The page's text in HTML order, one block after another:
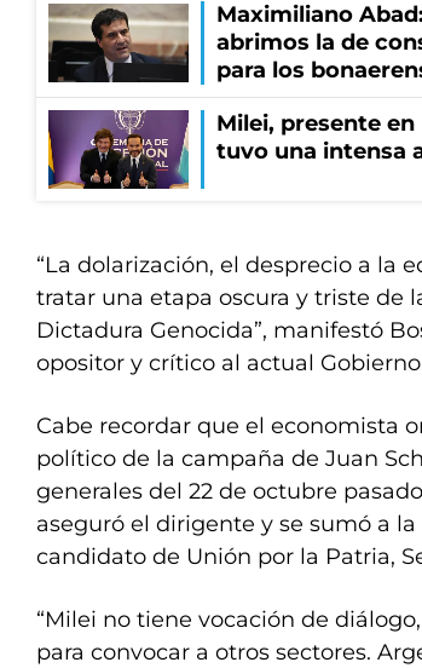
Maximiliano
abrimos la de
para los
Milei, presente en
tuvo una intensa
“La dolarización, el desprecio a la
tratar una etapa oscura y triste de
Dictadura Genocida”, manifestó
opositor y crítico al actual
Cabe recordar que el economista
político de la campaña de Juan
generales del 22 de octubre
aseguró el dirigente y se sumó a
candidato de Unión por la Patria,
“Milei no tiene vocación de
para convocar a otros sectores.